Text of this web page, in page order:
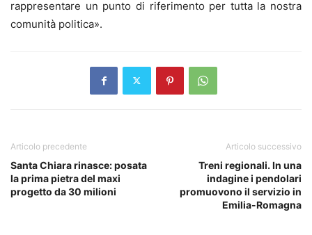
rappresentare un punto di riferimento per tutta la nostra
comunità politica».
Articolo precedente
Santa Chiara rinasce: posata
la prima pietra del maxi
progetto da 30 milioni
Articolo successivo
Treni regionali. In una
indagine i pendolari
promuovono il servizio in
Emilia-Romagna